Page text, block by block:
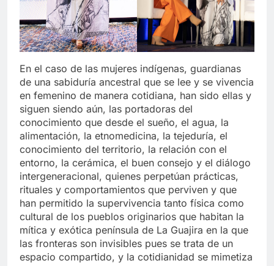
En el caso de las mujeres indígenas, guardianas
de una sabiduría ancestral que se lee y se vivencia
en femenino de manera cotidiana, han sido ellas y
siguen siendo aún, las portadoras del
conocimiento que desde el sueño, el agua, la
alimentación, la etnomedicina, la tejeduría, el
conocimiento del territorio, la relación con el
entorno, la cerámica, el buen consejo y el diálogo
intergeneracional, quienes perpetúan prácticas,
rituales y comportamientos que perviven y que
han permitido la supervivencia tanto física como
cultural de los pueblos originarios que habitan la
mítica y exótica península de La Guajira en la que
las fronteras son invisibles pues se trata de un
espacio compartido, y la cotidianidad se mimetiza